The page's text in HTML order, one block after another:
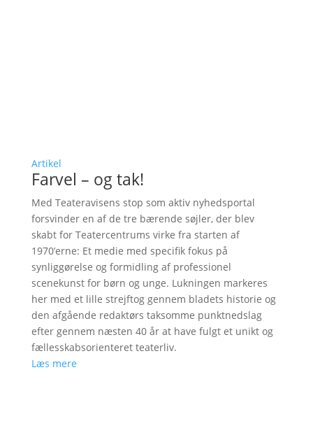
Artikel
Farvel – og tak!
Med Teateravisens stop som aktiv nyhedsportal
forsvinder en af de tre bærende søjler, der blev
skabt for Teatercentrums virke fra starten af
1970’erne: Et medie med specifik fokus på
synliggørelse og formidling af professionel
scenekunst for børn og unge. Lukningen markeres
her med et lille strejftog gennem bladets historie og
den afgående redaktørs taksomme punktnedslag
efter gennem næsten 40 år at have fulgt et unikt og
fællesskabsorienteret teaterliv.
Læs mere